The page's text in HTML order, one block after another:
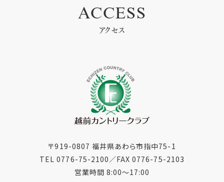
ACCESS
アクセス
〒919-0807 福井県あわら市指中75-1
TEL 0776-75-2100／FAX 0776-75-2103
営業時間 8:00〜17:00